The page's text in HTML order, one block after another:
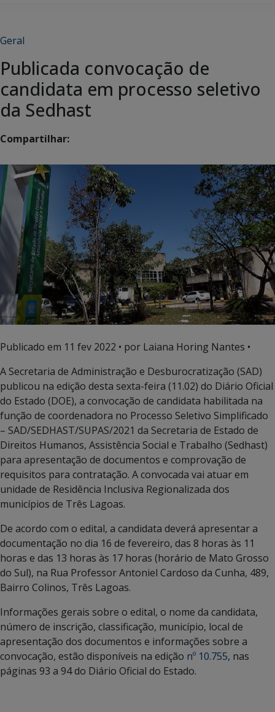
Geral
Publicada convocação de
candidata em processo seletivo
da Sedhast
Compartilhar:
Publicado em 11 fev 2022 • por Laiana Horing Nantes •
A Secretaria de Administração e Desburocratização (SAD)
publicou na edição desta sexta-feira (11.02) do Diário Oficial
do Estado (DOE), a convocação de candidata habilitada na
função de coordenadora no Processo Seletivo Simplificado
– SAD/SEDHAST/SUPAS/2021 da Secretaria de Estado de
Direitos Humanos, Assistência Social e Trabalho (Sedhast)
para apresentação de documentos e comprovação de
requisitos para contratação. A convocada vai atuar em
unidade de Residência Inclusiva Regionalizada dos
municípios de Três Lagoas.
De acordo com o edital, a candidata deverá apresentar a
documentação no dia 16 de fevereiro, das 8 horas às 11
horas e das 13 horas às 17 horas (horário de Mato Grosso
do Sul), na Rua Professor Antoniel Cardoso da Cunha, 489,
Bairro Colinos, Três Lagoas.
Informações gerais sobre o edital, o nome da candidata,
número de inscrição, classificação, município, local de
apresentação dos documentos e informações sobre a
convocação, estão disponíveis na edição nº 10.755, nas
páginas 93 a 94 do Diário Oficial do Estado.